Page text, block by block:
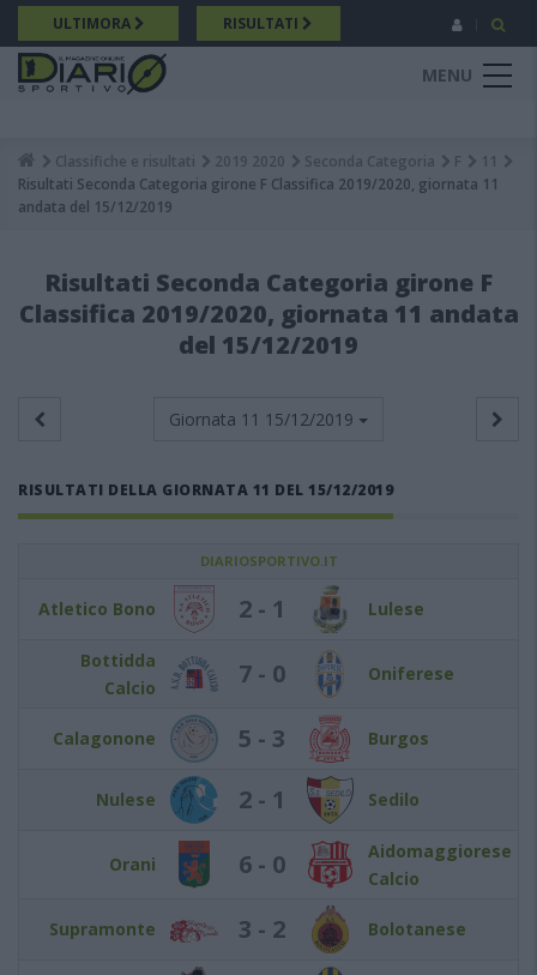
Salta
al
contenuto
principale
ULTIMORA RISULTATI
MENU
Breadcrumb
Classifiche e risultati 2019 2020 Seconda Categoria F
11
Risultati Seconda Categoria girone F Classifica 2019/2020, giornata 11
andata del 15/12/2019
Risultati Seconda Categoria girone F
Classifica 2019/2020, giornata 11 andata
del 15/12/2019
Giornata 11 15/12/2019
RISULTATI DELLA GIORNATA 11 DEL 15/12/2019
DIARIOSPORTIVO.IT
Atletico Bono 2 - 1 Lulese
Bottidda
Calcio
7 - 0 Oniferese
Calagonone 5 - 3 Burgos
Nulese 2 - 1 Sedilo
Orani 6 - 0
Aidomaggiorese
Calcio
Supramonte 3 - 2 Bolotanese